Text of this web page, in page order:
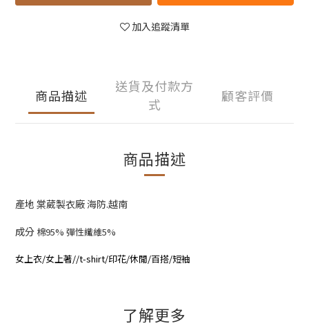
加入追蹤清單
商品描述
送貨及付款方
式
顧客評價
商品描述
產地 棠葳製衣廠 海防.越南
成分 棉95% 彈性纖維5%
女上衣/女上著//t-shirt/印花/休閒/百搭/短袖
了解更多